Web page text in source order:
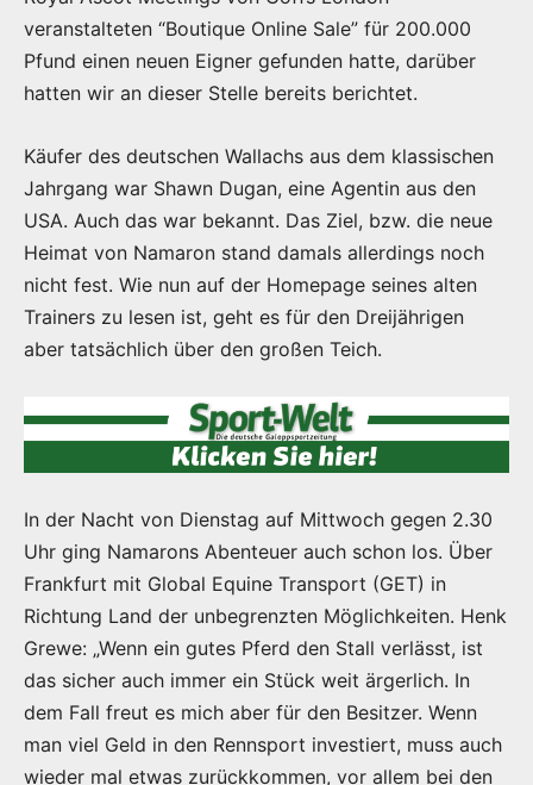
veranstalteten “Boutique Online Sale” für 200.000
Pfund einen neuen Eigner gefunden hatte, darüber
hatten wir an dieser Stelle bereits berichtet.
Käufer des deutschen Wallachs aus dem klassischen
Jahrgang war Shawn Dugan, eine Agentin aus den
USA. Auch das war bekannt. Das Ziel, bzw. die neue
Heimat von Namaron stand damals allerdings noch
nicht fest. Wie nun auf der Homepage seines alten
Trainers zu lesen ist, geht es für den Dreijährigen
aber tatsächlich über den großen Teich.
In der Nacht von Dienstag auf Mittwoch gegen 2.30
Uhr ging Namarons Abenteuer auch schon los. Über
Frankfurt mit Global Equine Transport (GET) in
Richtung Land der unbegrenzten Möglichkeiten. Henk
Grewe: „Wenn ein gutes Pferd den Stall verlässt, ist
das sicher auch immer ein Stück weit ärgerlich. In
dem Fall freut es mich aber für den Besitzer. Wenn
man viel Geld in den Rennsport investiert, muss auch
wieder mal etwas zurückkommen, vor allem bei den